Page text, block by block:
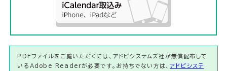
PDFファイルをご覧いただくには、アドビシステムズ社が無償配布して
いるAdobe Readerが必要です。お持ちでない方は、アドビシステ